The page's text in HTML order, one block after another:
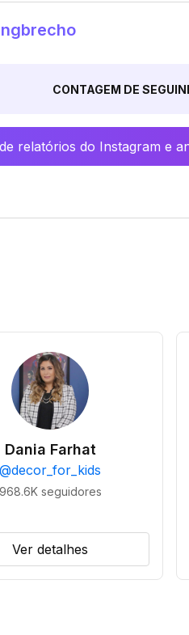
CONTAGEM DE
relatórios do Instagram e
Dania Farhat
@decor_for_kids
968.6K seguidores
Ver detalhes